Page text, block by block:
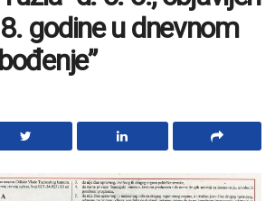
godine u dnevnom